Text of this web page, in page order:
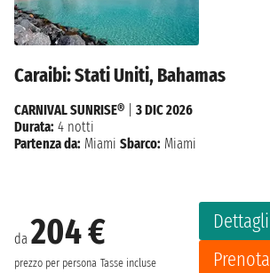
Caraibi: Stati Uniti, Bahamas
da 204 €
prezzo per persona Tasse incluse
Dettagli
Prenota
CARNIVAL SUNRISE®
3 DIC 2026
Durata: 4 notti
Partenza da: Miami Sbarco: Miami